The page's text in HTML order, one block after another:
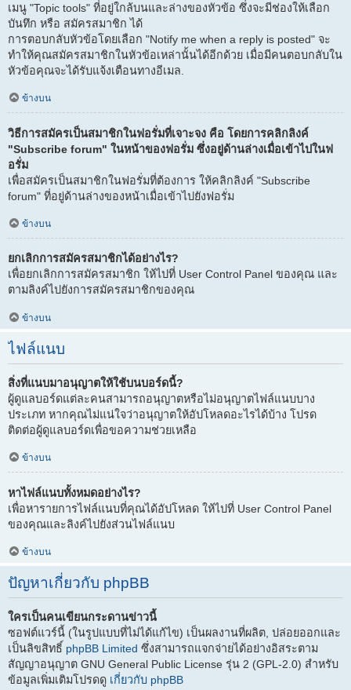
เมนู "Topic tools" ที่อยู่ใกล้บนและล่างของหัวข้อ ซึ่งจะมีช่องให้เลือก
บันทึก หรือ สมัครสมาชิก ได้
การตอบกลับหัวข้อโดยเลือก "Notify me when a reply is posted" จะ
ทำให้คุณสมัครสมาชิกในหัวข้อเหล่านั้นได้อีกด้วย เมื่อมีคนตอบกลับใน
หัวข้อคุณจะได้รับแจ้งเตือนทางอีเมล.
ข้างบน
วิธีการสมัครเป็นสมาชิกในฟอรั่มที่เจาะจง คือ โดยการคลิกลิงค์
"Subscribe forum" ในหน้าของฟอรั่ม ซึ่งอยู่ด้านล่างเมื่อเข้าไปในฟ
อรั่ม
เพื่อสมัครเป็นสมาชิกในฟอรั่มที่ต้องการ ให้คลิกลิงค์ "Subscribe
forum" ที่อยู่ด้านล่างของหน้าเมื่อเข้าไปยังฟอรั่ม
ข้างบน
ยกเลิกการสมัครสมาชิกได้อย่างไร?
เพื่อยกเลิกการสมัครสมาชิก ให้ไปที่ User Control Panel ของคุณ และ
ตามลิงค์ไปยังการสมัครสมาชิกของคุณ
ข้างบน
ไฟล์แนบ
สิ่งที่แนบมาอนุญาตให้ใช้บนบอร์ดนี้?
ผู้ดูแลบอร์ดแต่ละคนสามารถอนุญาตหรือไม่อนุญาตไฟล์แนบบาง
ประเภท หากคุณไม่แน่ใจว่าอนุญาตให้อัปโหลดอะไรได้บ้าง โปรด
ติดต่อผู้ดูแลบอร์ดเพื่อขอความช่วยเหลือ
ข้างบน
หาไฟล์แนบทั้งหมดอย่างไร?
เพื่อหารายการไฟล์แนบที่คุณได้อัปโหลด ให้ไปที่ User Control Panel
ของคุณและลิงค์ไปยังส่วนไฟล์แนบ
ข้างบน
ปัญหาเกี่ยวกับ phpBB
ใครเป็นคนเขียนกระดานข่าวนี้
ซอฟต์แวร์นี้ (ในรูปแบบที่ไม่ได้แก้ไข) เป็นผลงานที่ผลิต, ปล่อยออกและ
เป็นลิขสิทธิ์ phpBB Limited ซึ่งสามารถแจกจ่ายได้อย่างอิสระตาม
สัญญาอนุญาต GNU General Public License รุ่น 2 (GPL-2.0) สำหรับ
ข้อมูลเพิ่มเติมโปรดดู เกี่ยวกับ phpBB